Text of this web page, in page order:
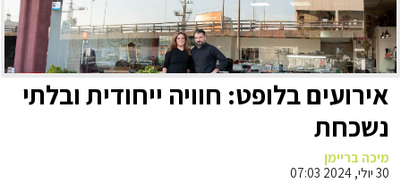
אירועים בלופט: חוויה ייחודית ובלתי
נשכחת
מיכה בריימן
30 יולי, 2024 07:03